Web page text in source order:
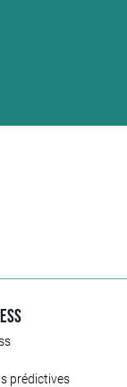
prédictives